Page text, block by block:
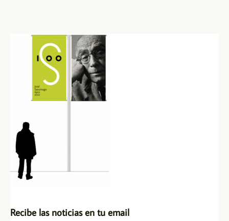
Recibe las noticias en tu email